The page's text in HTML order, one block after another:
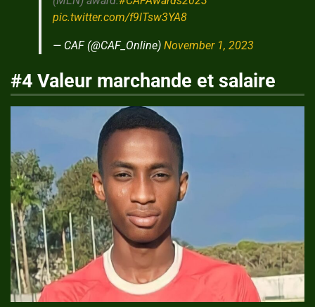
pic.twitter.com/f9lTsw3YA8
— CAF (@CAF_Online) November 1, 2023
#4 Valeur marchande et salaire